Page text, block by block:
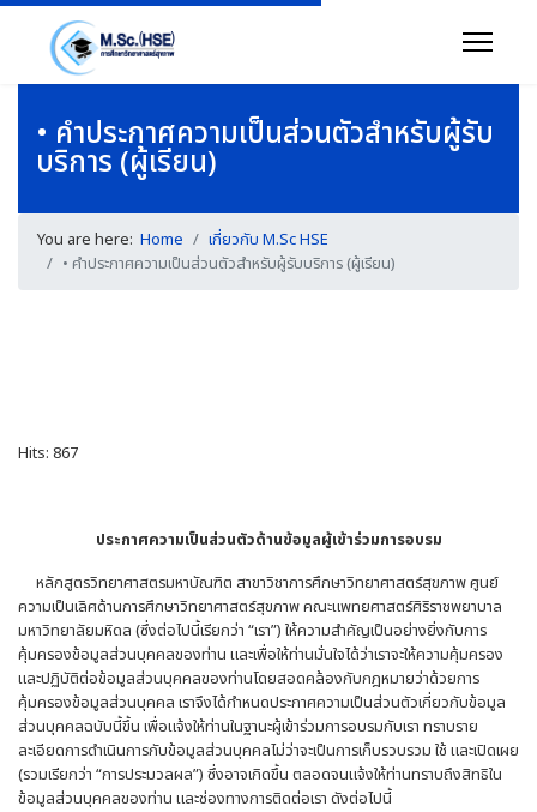
• คำประกาศความเป็นส่วนตัวสำหรับผู้รับ
บริการ (ผู้เรียน)
You are here: Home
เกี่ยวกับ M.Sc HSE
• คำประกาศความเป็นส่วนตัวสำหรับผู้รับบริการ (ผู้เรียน)
Hits: 867
ประกาศความเป็นส่วนตัวด้านข้อมูลผู้เข้าร่วมการอบรม
หลักสูตรวิทยาศาสตรมหาบัณฑิต สาขาวิชาการศึกษาวิทยาศาสตร์สุขภาพ ศูนย์
ความเป็นเลิศด้านการศึกษาวิทยาศาสตร์สุขภาพ คณะแพทยศาสตร์ศิริราชพยาบาล
มหาวิทยาลัยมหิดล (ซึ่งต่อไปนี้เรียกว่า “เรา”) ให้ความสำคัญเป็นอย่างยิ่งกับการ
คุ้มครองข้อมูลส่วนบุคคลของท่าน และเพื่อให้ท่านมั่นใจได้ว่าเราจะให้ความคุ้มครอง
และปฏิบัติต่อข้อมูลส่วนบุคคลของท่านโดยสอดคล้องกับกฎหมายว่าด้วยการ
คุ้มครองข้อมูลส่วนบุคคล เราจึงได้กำหนดประกาศความเป็นส่วนตัวเกี่ยวกับข้อมูล
ส่วนบุคคลฉบับนี้ขึ้น เพื่อแจ้งให้ท่านในฐานะผู้เข้าร่วมการอบรมกับเรา ทราบราย
ละเอียดการดำเนินการกับข้อมูลส่วนบุคคลไม่ว่าจะเป็นการเก็บรวบรวม ใช้ และเปิดเผย
(รวมเรียกว่า “การประมวลผล”) ซึ่งอาจเกิดขึ้น ตลอดจนแจ้งให้ท่านทราบถึงสิทธิใน
ข้อมูลส่วนบุคคลของท่าน และช่องทางการติดต่อเรา ดังต่อไปนี้